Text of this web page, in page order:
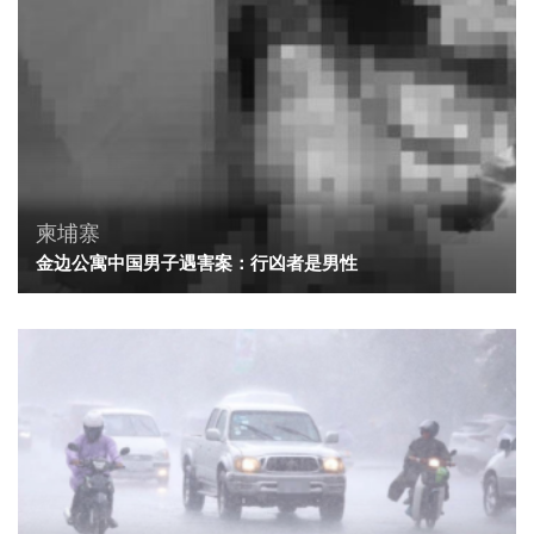
柬埔寨
金边公寓中国男子遇害案：行凶者是男性